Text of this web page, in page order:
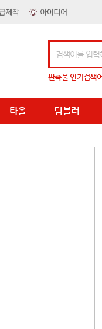
판촉물인기검색어
타올 텀블러